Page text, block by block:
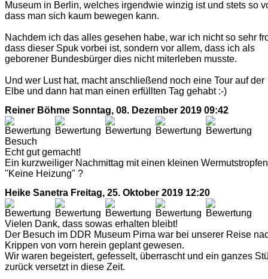
Museum in Berlin, welches irgendwie winzig ist und stets so
dass man sich kaum bewegen kann.
Nachdem ich das alles gesehen habe, war ich nicht so sehr
dass dieser Spuk vorbei ist, sondern vor allem, dass ich als
geborener Bundesbürger dies nicht miterleben musste.
Und wer Lust hat, macht anschließend noch eine Tour auf der
Elbe und dann hat man einen erfüllten Tag gehabt :-)
Reiner Böhme Sonntag, 08. Dezember 2019 09:42
Besuch
Echt gut gemacht!
Ein kurzweiliger Nachmittag mit einen kleinen Wermutstropfen
"Keine Heizung" ?
Heike Sanetra Freitag, 25. Oktober 2019 12:20
Vielen Dank, dass sowas erhalten bleibt!
Der Besuch im DDR Museum Pirna war bei unserer Reise
Krippen von vorn herein geplant gewesen.
Wir waren begeistert, gefesselt, überrascht und ein ganzes
zurück versetzt in diese Zeit.